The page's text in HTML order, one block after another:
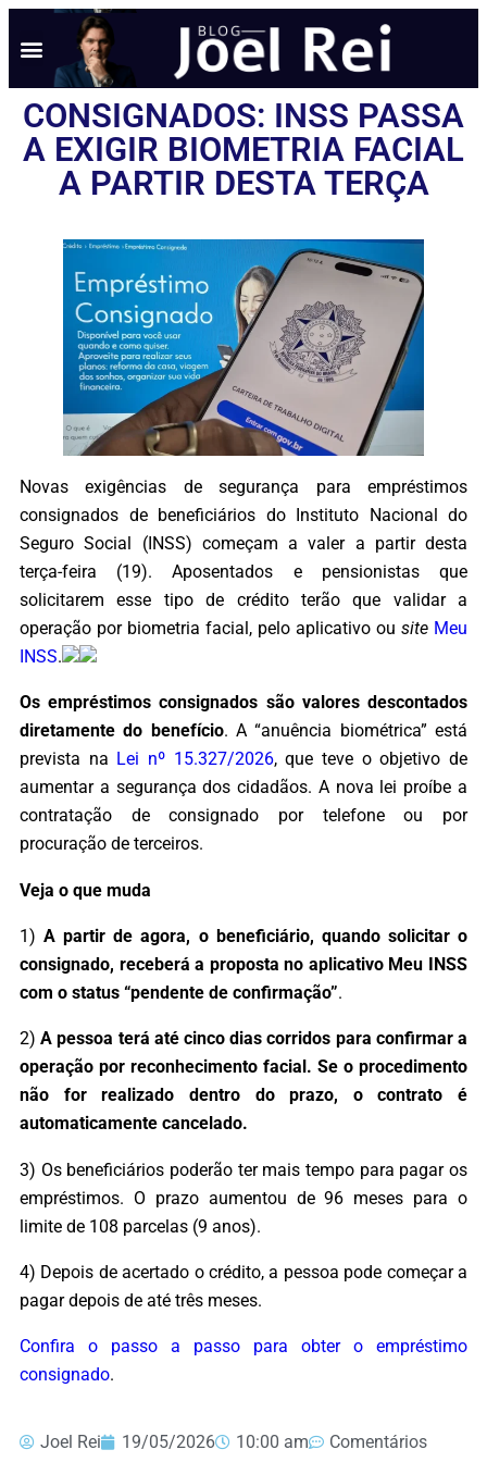
CONSIGNADOS: INSS PASSA
A EXIGIR BIOMETRIA FACIAL
A PARTIR DESTA TERÇA
Novas exigências de segurança para empréstimos
consignados de beneficiários do Instituto Nacional do
Seguro Social (INSS) começam a valer a partir desta
terça-feira (19). Aposentados e pensionistas que
solicitarem esse tipo de crédito terão que validar a
operação por biometria facial, pelo aplicativo ou site Meu
INSS.
Os empréstimos consignados são valores descontados
diretamente do benefício. A “anuência biométrica” está
prevista na Lei nº 15.327/2026, que teve o objetivo de
aumentar a segurança dos cidadãos. A nova lei proíbe a
contratação de consignado por telefone ou por
procuração de terceiros.
Veja o que muda
1)A partir de agora, o beneficiário, quando solicitar o
consignado, receberá a proposta no aplicativo Meu INSS
com o status “pendente de confirmação”.
2)A pessoa terá até cinco dias corridos para confirmar a
operação por reconhecimento facial. Se o procedimento
não for realizado dentro do prazo, o contrato é
automaticamente cancelado.
3) Os beneficiários poderão ter mais tempo para pagar os
empréstimos. O prazo aumentou de 96 meses para o
limite de 108 parcelas (9 anos).
4) Depois de acertado o crédito, a pessoa pode começar a
pagar depois de até três meses.
Confira o passo a passo para obter o empréstimo
consignado.
Joel Rei 19/05/2026 10:00 am Comentários